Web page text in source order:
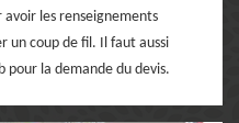
les renseignements
un coup de fil. Il faut aussi
pour la demande du devis.